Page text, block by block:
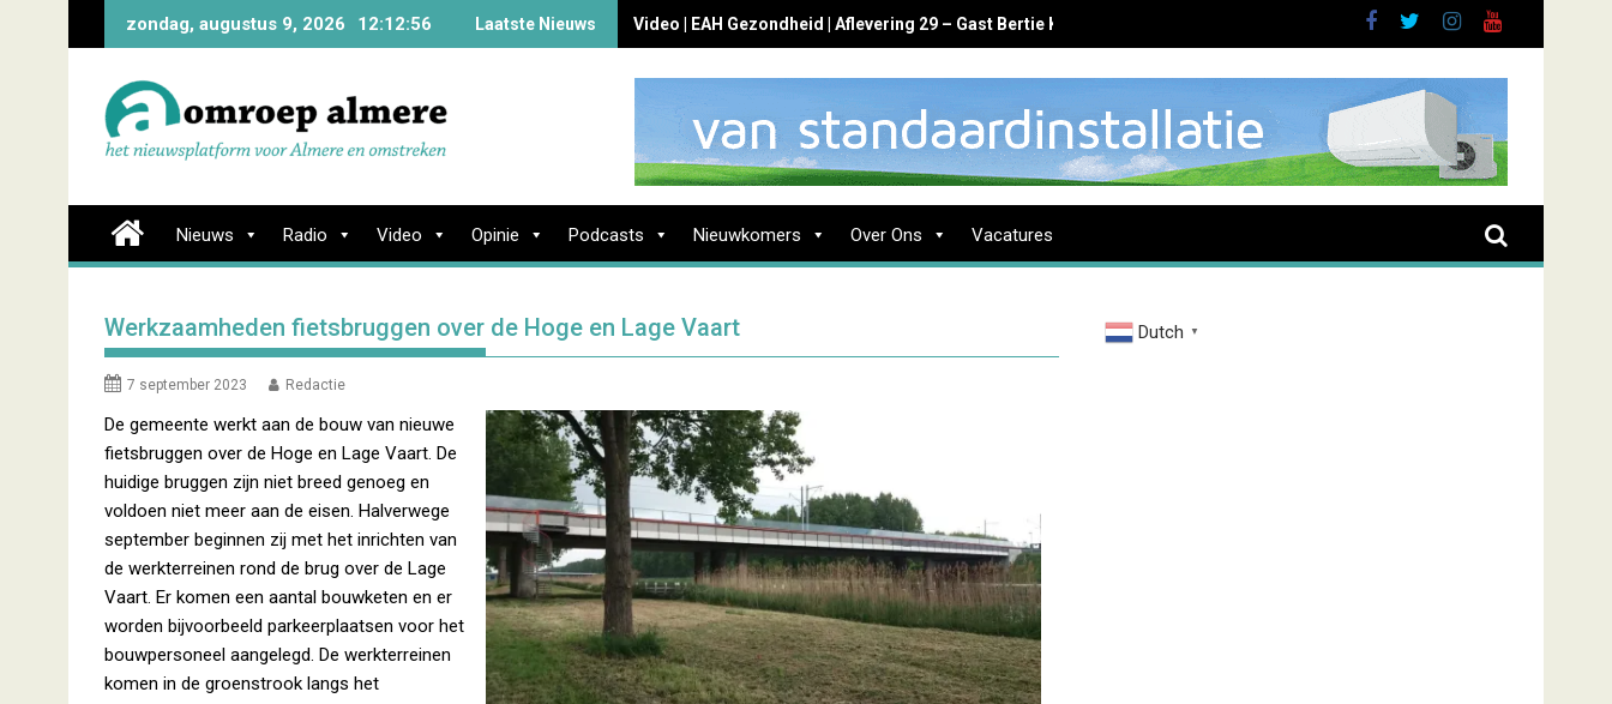
zondag, augustus 9, 2026 12:12:57 Laatste Nieuws Video | EAH Gezondheid | Aflevering 29 – Gast Bertie Koussen
Nieuws Radio Video Opinie Podcasts Nieuwkomers Over Ons Vacatures
Werkzaamheden fietsbruggen over de Hoge en Lage Vaart
7 september 2023 Redactie
De gemeente werkt aan de bouw van nieuwe
fietsbruggen over de Hoge en Lage Vaart. De
huidige bruggen zijn niet breed genoeg en
voldoen niet meer aan de eisen. Halverwege
september beginnen zij met het inrichten van
de werkterreinen rond de brug over de Lage
Vaart. Er komen een aantal bouwketen en er
worden bijvoorbeeld parkeerplaatsen voor het
bouwpersoneel aangelegd. De werkterreinen
komen in de groenstrook langs het
Dutch ▼